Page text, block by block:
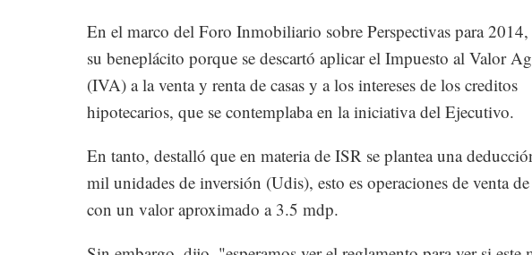
En el marco del Foro Inmobiliario sobre Perspectivas para 2014,
su beneplácito porque se descartó aplicar el Impuesto al Valor
(IVA) a la venta y renta de casas y a los intereses de los creditos
hipotecarios, que se contemplaba en la iniciativa del Ejecutivo.
En tanto, destalló que en materia de ISR se plantea una
mil unidades de inversión (Udis), esto es operaciones de venta de
con un valor aproximado a 3.5 mdp.